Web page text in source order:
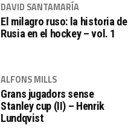
DAVID SANTAMARÍA
El milagro ruso: la historia de
Rusia en el hockey – vol. 1
ALFONS MILLS
Grans jugadors sense
Stanley cup (II) – Henrik
Lundqvist